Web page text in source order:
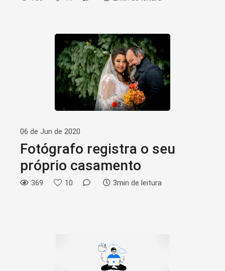
06 de Jun de 2020
Fotógrafo registra o seu
próprio casamento
369 10 3min de leitura